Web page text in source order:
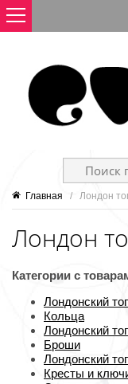
Главная /   Лондон
Лондон
Категории с
Лондонский
Кольца
Лондонский
Броши
Лондонский
Кресты и